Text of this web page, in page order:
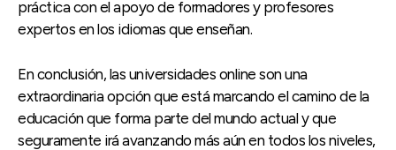
práctica con el apoyo de formadores y profesores
expertos en los idiomas que enseñan.
En conclusión, las universidades online son una
extraordinaria opción que está marcando el camino de la
educación que forma parte del mundo actual y que
seguramente irá avanzando más aún en todos los niveles,